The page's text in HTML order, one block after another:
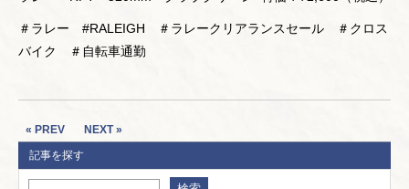
＃ラレー #RALEIGH ＃ラレークリアランスセール ＃クロス
バイク ＃自転車通勤
« PREV
NEXT »
記事を探す